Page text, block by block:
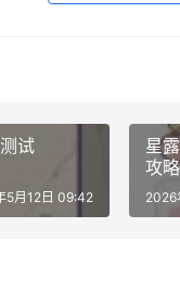
试
5月12日 09:42
星
攻略
2026